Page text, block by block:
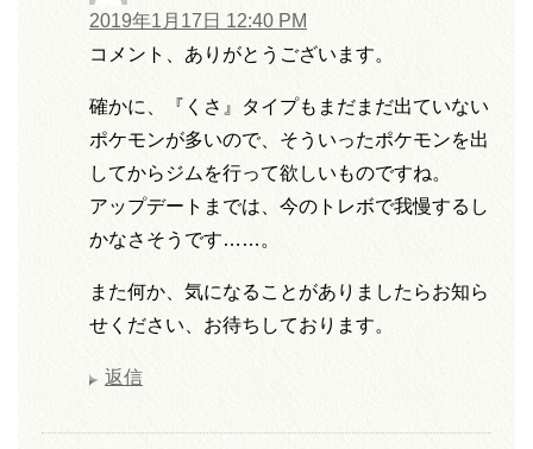
2019年1月17日 12:40 PM
コメント、ありがとうございます。
確かに、『くさ』タイプもまだまだ出ていない
ポケモンが多いので、そういったポケモンを出
してからジムを行って欲しいものですね。
アップデートまでは、今のトレボで我慢するし
かなさそうです……。
また何か、気になることがありましたらお知ら
せください、お待ちしております。
返信